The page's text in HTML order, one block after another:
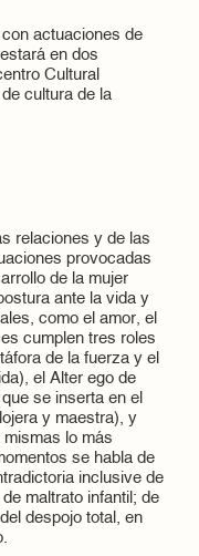
actuaciones de
en dos
Cultural
cultura de la
relaciones y de las
provocadas
de la mujer
ante la vida y
como el amor, el
cumplen tres roles
de la fuerza y el
el Alter ego de
se inserta en el
y maestra), y
lo más
se habla de
inclusive de
maltrato infantil; de
despojo total, en